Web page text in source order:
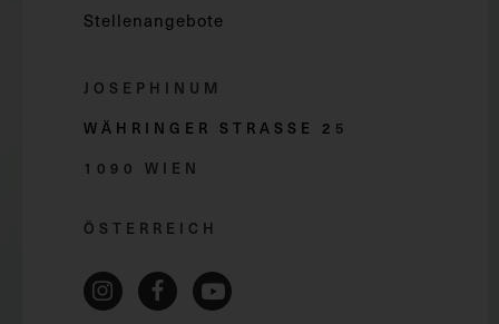
Stellenangebote
JOSEPHINUM
WÄHRINGER STRASSE 2 5
1090 WIEN
ÖSTERREICH